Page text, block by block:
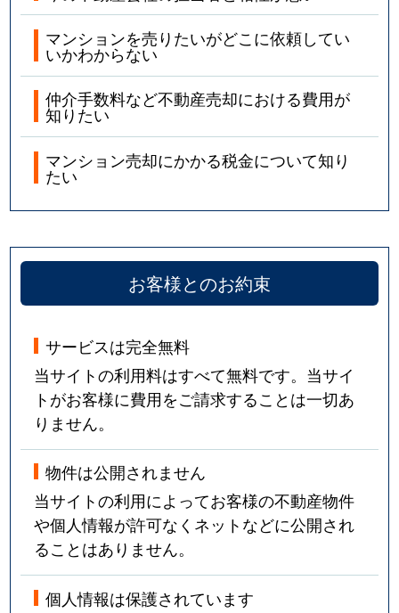
マンションを売りたいがどこに依頼してい
いかわからない
仲介手数料など不動産売却における費用が
知りたい
マンション売却にかかる税金について知り
たい
お客様とのお約束
サービスは完全無料
当サイトの利用料はすべて無料です。当サイ
トがお客様に費用をご請求することは一切あ
りません。
物件は公開されません
当サイトの利用によってお客様の不動産物件
や個人情報が許可なくネットなどに公開され
ることはありません。
個人情報は保護されています